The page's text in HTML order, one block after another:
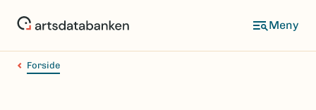
Forside